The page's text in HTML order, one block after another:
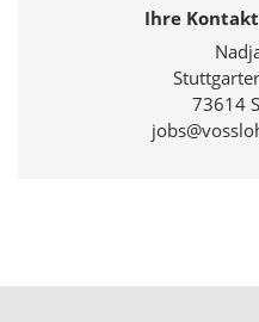
Ihre
73614